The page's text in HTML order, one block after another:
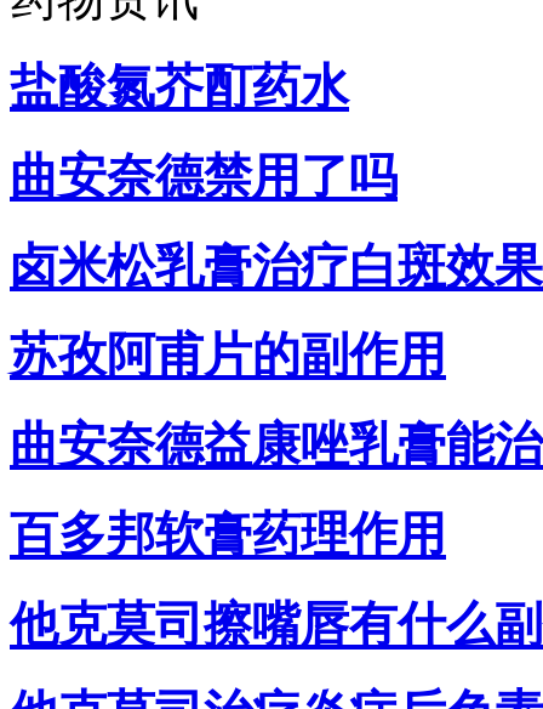
盐酸氮芥酊药水
曲安奈德禁用了吗
卤米松乳膏治疗白斑效
苏孜阿甫片的副作用
曲安奈德益康唑乳膏能
百多邦软膏药理作用
他克莫司擦嘴唇有什么